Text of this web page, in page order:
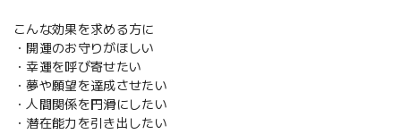
こんな効果を求める方に
・開運のお守りがほしい
・幸運を呼び寄せたい
・夢や願望を達成させたい
・人間関係を円滑にしたい
・潜在能力を引き出したい